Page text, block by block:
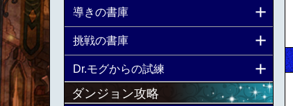
導きの書庫
挑戦の書庫
Dr.モグからの試練
ダンジョン攻略